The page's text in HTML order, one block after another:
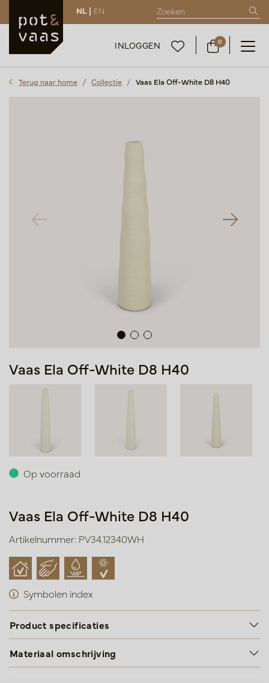
NL | EN
INLOGGEN 0
Terug naar home Collectie Vaas Ela Off-White D8 H40
Vaas Ela Off-White D8 H40
Op voorraad
Vaas Ela Off-White D8 H40
Artikelnummer: PV34.12340WH
Symbolen index
Product specificaties
Materiaal omschrijving